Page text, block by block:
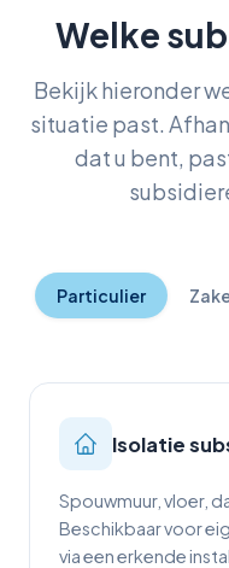
Welke
Bekijk hieronder
situatie past.
dat u bent,
Particulier
Isolatie
Spouwmuur, vloer,
Beschikbaar voor
via een erkende